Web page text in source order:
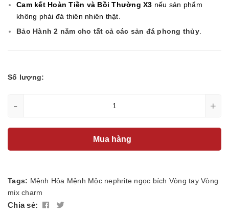
Cam kết Hoàn Tiền và Bồi Thường X3 nếu sản phẩm
không phải đá thiên nhiên thật.
Bảo Hành 2 năm cho tất cả các sản đá phong thủy.
Số lượng:
- +
Mua hàng
Tags: Mệnh Hỏa Mệnh Mộc nephrite ngọc bích Vòng tay Vòng
mix charm
Chia sẻ: